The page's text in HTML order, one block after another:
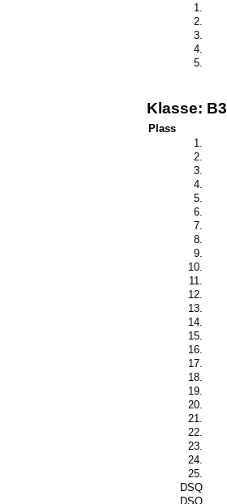
1.
2.
3.
4.
5.
Klasse: B3
Plass
1.
2.
3.
4.
5.
6.
7.
8.
9.
10.
11.
12.
13.
14.
15.
16.
17.
18.
19.
20.
21.
22.
23.
24.
25.
DSQ
DSQ